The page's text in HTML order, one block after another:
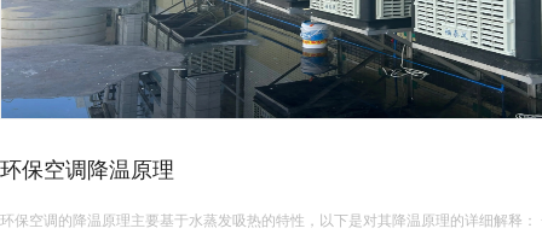
环保空调降温原理
环保空调的降温原理主要基于水蒸发吸热的特性，以下是对其降温原理的详细解释： 一、核心原理 环保空调